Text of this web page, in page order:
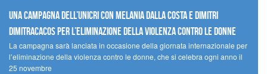
Una campagna dell’UNICRI con Melania Dalla Costa e Dimitri
Dimitracacos per l’eliminazione della violenza contro le donne
La campagna sarà lanciata in occasione della giornata internazionale per
l’eliminazione della violenza contro le donne, che si celebra ogni anno il
25 novembre